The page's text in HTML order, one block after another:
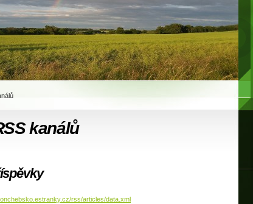
kanálů
rss/articles/data.xml